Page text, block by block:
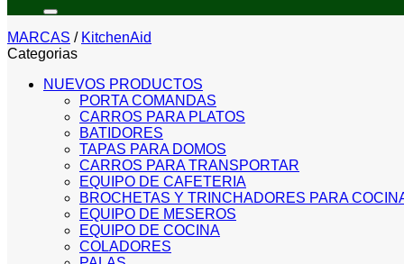
MARCAS / KitchenAid
Categorias
NUEVOS PRODUCTOS
PORTA COMANDAS
CARROS PARA PLATOS
BATIDORES
TAPAS PARA DOMOS
CARROS PARA TRANSPORTAR
EQUIPO DE CAFETERIA
BROCHETAS Y TRINCHADORES PARA
EQUIPO DE MESEROS
EQUIPO DE COCINA
COLADORES